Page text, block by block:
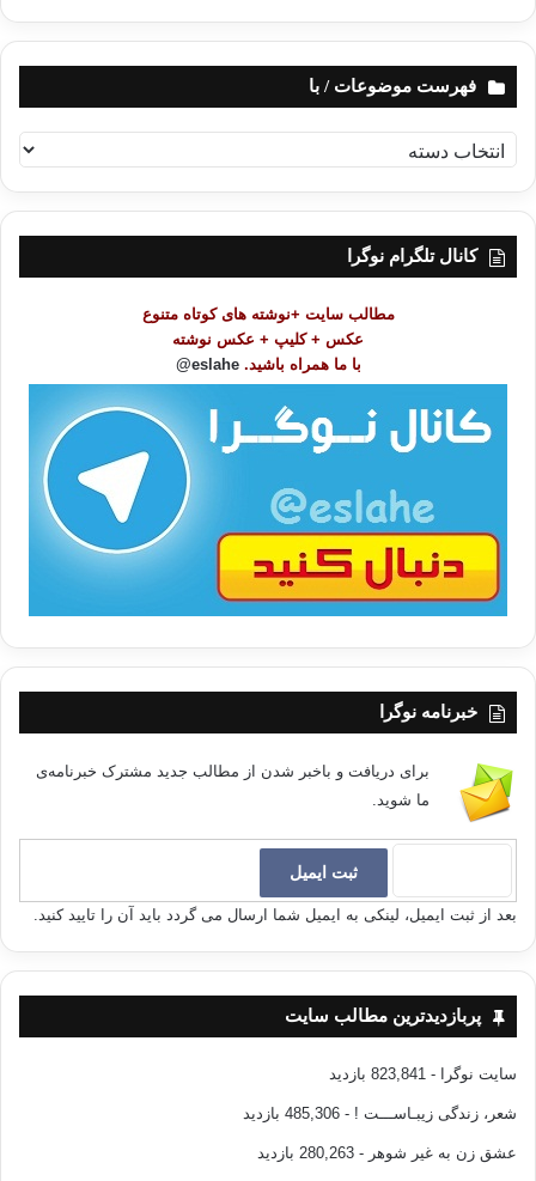
فهرست موضوعات / با
ه
ر
کانال تلگرام نوگرا
مطالب سایت +نوشته های کوتاه متنوع
عکس + کلیپ + عکس نوشته
با ما همراه باشید. eslahe@
خبرنامه نوگرا
برای دریافت و باخبر شدن از مطالب جدید مشترک خبرنامه‌ی
ما شوید.
بعد از ثبت ایمیل، لینکی به ایمیل شما ارسال می گردد باید آن را تایید کنید.
پربازدیدترین مطالب سایت
سایت نوگرا - 823,841 بازدید
شعر، زندگی زیبـاســـت ! - 485,306 بازدید
عشق زن به غیر شوهر - 280,263 بازدید